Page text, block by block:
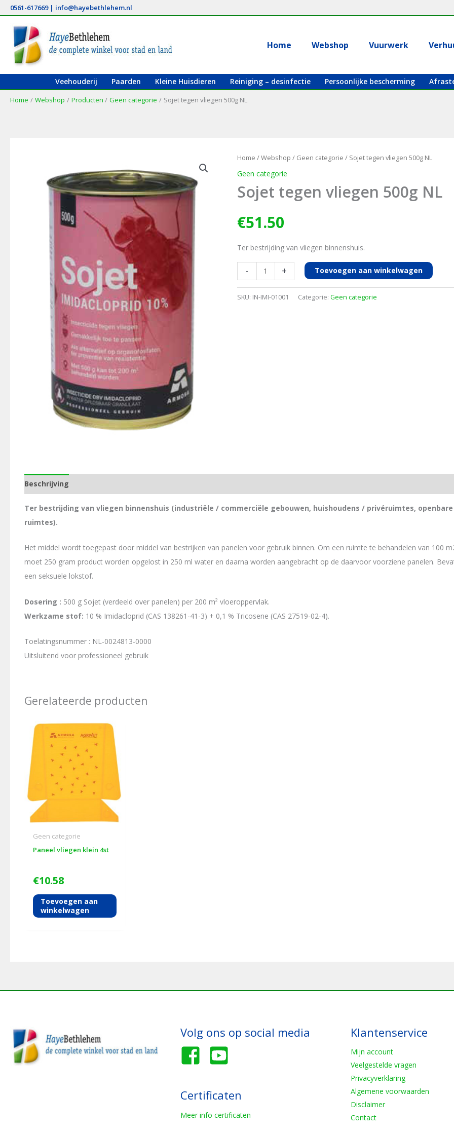
naar
inhoud
0561-617669| info@hayebethlehem.nl
Home Webshop Vuurwerk
Veehouderij Paarden Kleine Huisdieren Reiniging – desinfectie Persoonlijke bescherming
Home Webshop Producten Geen categorie Sojet tegen vliegen 500g NL
Home /Webshop / Geen categorie / Sojet tegen vliegen 500g NL
Geen categorie
Sojet tegen vliegen 500g NL
€51.50
Ter bestrijding van vliegen binnenshuis.
-
tegen
vliegen
+ Toevoegen aan winkelwagen
SKU: IN-IMI-01001 Categorie: Geen categorie
Beschrijving
Ter bestrijding van vliegen binnenshuis (industriële / commerciële gebouwen, huishoudens / privéruimtes, openbare
ruimtes).
Het middel wordt toegepast door middel van bestrijken van panelen voor gebruik binnen. Om een ruimte te behandelen van 100
moet 250 gram product worden opgelost in 250 ml water en daarna worden aangebracht op de daarvoor voorziene panelen.
een seksuele lokstof.
Dosering : 500 g Sojet (verdeeld over panelen) per 200 m² vloeroppervlak.
Werkzame stof: 10 % Imidacloprid (CAS 138261-41-3) + 0,1 % Tricosene (CAS 27519-02-4).
Toelatingsnummer : NL-0024813-0000
Uitsluitend voor professioneel gebruik
Gerelateerde producten
Geen categorie
Paneel vliegen klein 4st
€10.58
Toevoegen aan
winkelwagen
Volg ons op social media
Certificaten
Meer info certificaten
Klantenservice
Mijn account
Veelgestelde vragen
Privacyverklaring
Algemene voorwaarden
Disclaimer
Contact